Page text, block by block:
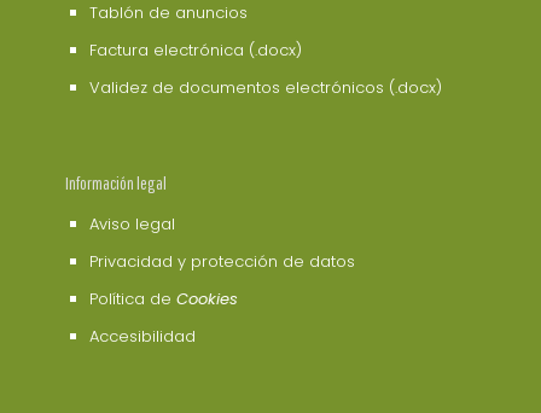
Tablón de anuncios
Factura electrónica (.docx)
Validez de documentos electrónicos (.docx)
Información legal
Aviso legal
Privacidad y protección de datos
Política de Cookies
Accesibilidad